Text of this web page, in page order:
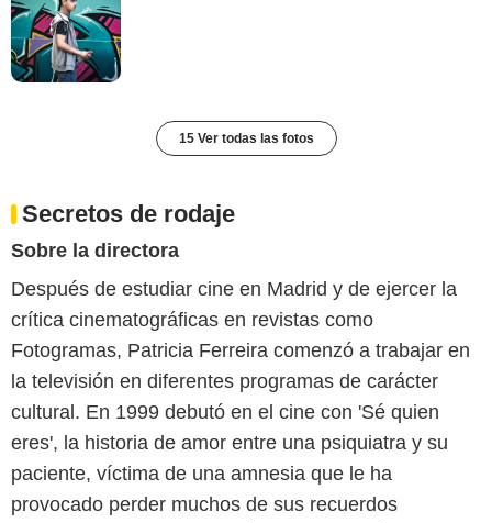
15 Ver todas las fotos
Secretos de rodaje
Sobre la directora
Después de estudiar cine en Madrid y de ejercer la
crítica cinematográficas en revistas como
Fotogramas, Patricia Ferreira comenzó a trabajar en
la televisión en diferentes programas de carácter
cultural. En 1999 debutó en el cine con 'Sé quien
eres', la historia de amor entre una psiquiatra y su
paciente, víctima de una amnesia que le ha
provocado perder muchos de sus recuerdos